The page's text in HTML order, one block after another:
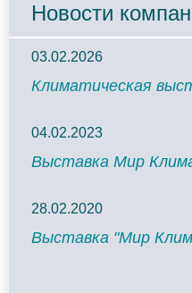
Новости
03.02.2026
Климатическая
04.02.2023
Выставка Мир
28.02.2020
Выставка "Мир